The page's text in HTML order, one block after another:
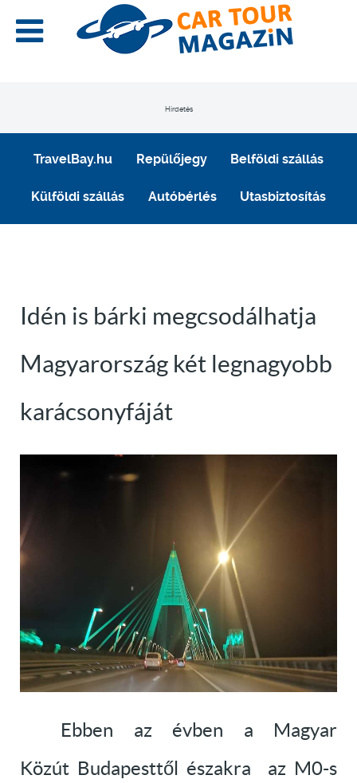
Hirdetés
TravelBay.hu Repülőjegy Belföldi szállás
Külföldi szállás Autóbérlés Utasbiztosítás
Idén is bárki megcsodálhatja
Magyarország két legnagyobb
karácsonyfáját
Ebben az évben a Magyar
Közút Budapesttől északra az M0-s